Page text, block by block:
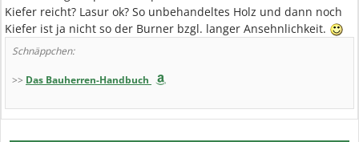
Kiefer reicht? Lasur ok? So unbehandeltes Holz und dann noch
Kiefer ist ja nicht so der Burner bzgl. langer Ansehnlichkeit.
Schnäppchen:
>> Das Bauherren-Handbuch